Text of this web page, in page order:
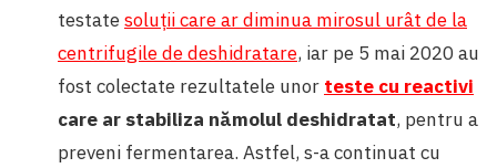
testatesoluții care ar diminua mirosul urât de la
centrifugile de deshidratare, iar pe 5 mai 2020 au
fost colectate rezultatele unor teste cu reactivi
care ar stabiliza nămolul deshidratat, pentru a
preveni fermentarea. Astfel, s-a continuat cu